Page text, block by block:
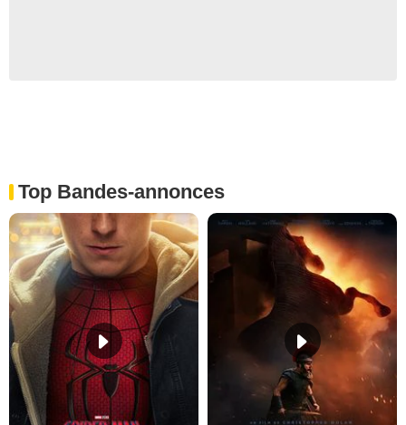
Top Bandes-annonces